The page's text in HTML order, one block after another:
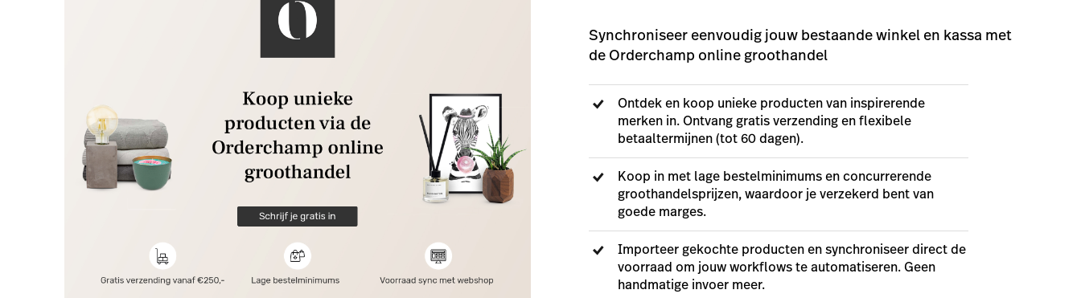
Synchroniseer eenvoudig jouw bestaande winkel en kassa met
de Orderchamp online groothandel
Ontdek en koop unieke producten van inspirerende
merken in. Ontvang gratis verzending en flexibele
betaaltermijnen (tot 60 dagen).
Koop in met lage bestelminimums en concurrerende
groothandelsprijzen, waardoor je verzekerd bent van
goede marges.
Importeer gekochte producten en synchroniseer direct de
voorraad om jouw workflows te automatiseren. Geen
handmatige invoer meer.